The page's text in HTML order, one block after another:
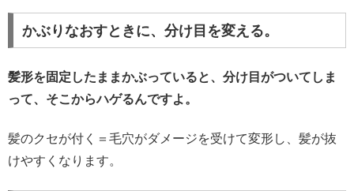
かぶりなおすときに、分け目を変える。
髪形を固定したままかぶっていると、分け目がついてしま
って、そこからハゲるんですよ。
髪のクセが付く＝毛穴がダメージを受けて変形し、髪が抜
けやすくなります。